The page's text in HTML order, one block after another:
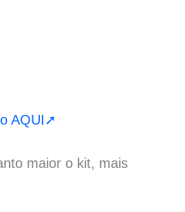
AQUI➚
maior o kit, mais